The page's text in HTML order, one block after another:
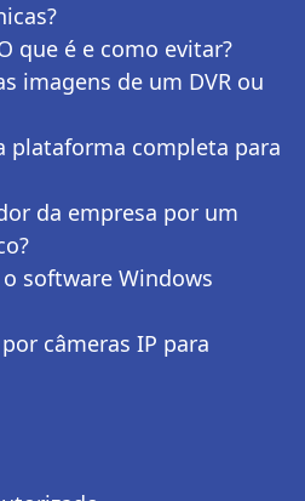
que é e como evitar?
imagens de um DVR ou
plataforma completa para
da empresa por um
software Windows
câmeras IP para